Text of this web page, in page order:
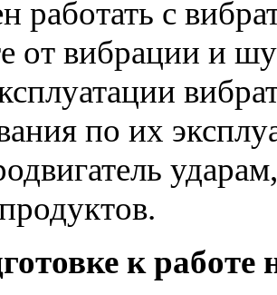
работать с
от вибрации и
по их
к работе